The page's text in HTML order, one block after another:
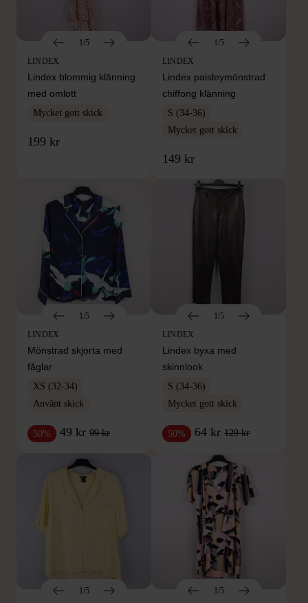
1/5
LINDEX
Lindex blommig klänning
med omlott
Mycket gott skick
199 kr
1/5
LINDEX
Lindex paisleymönstrad
chiffong klänning
S (34-36)
Mycket gott skick
149 kr
1/5
LINDEX
Mönstrad skjorta med
fåglar
XS (32-34)
Använt skick
50% 49 kr 99 kr
1/5
LINDEX
Lindex byxa med
skinnlook
S (34-36)
Mycket gott skick
50% 64 kr 129 kr
1/5
1/5